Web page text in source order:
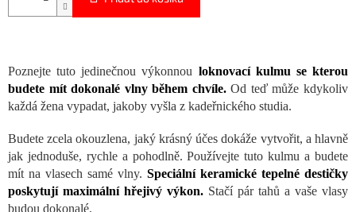
Poznejte tuto jedinečnou výkonnou loknovací kulmu se kterou
budete mít dokonalé vlny během chvíle. Od teď může kdykoliv
každá žena vypadat, jakoby vyšla z kadeřnického studia.
Budete zcela okouzlena, jaký krásný účes dokáže vytvořit, a hlavně
jak jednoduše, rychle a pohodlně. Používejte tuto kulmu a budete
mít na vlasech samé vlny. Speciální keramické tepelné destičky
poskytují maximální hřejivý výkon. Stačí pár tahů a vaše vlasy
budou dokonalé.